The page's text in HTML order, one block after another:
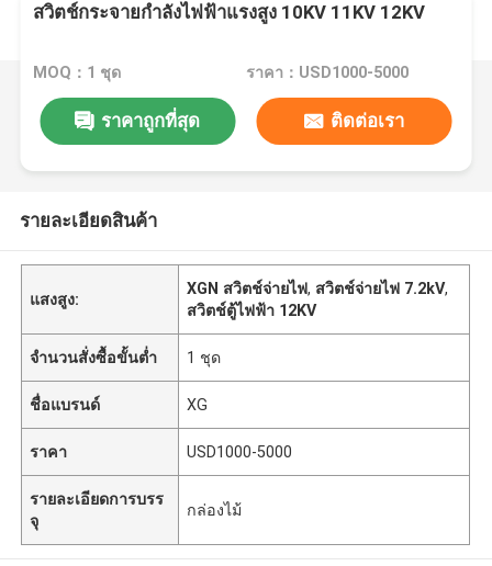
สวิตช์กระจายกำลังไฟฟ้าแรงสูง 10KV 11KV 12KV
MOQ：1 ชุด ราคา：USD1000-5000
ราคาถูกที่สุด ติดต่อเรา
รายละเอียดสินค้า
แสงสูง:
XGN สวิตช์จ่ายไฟ, สวิตช์จ่ายไฟ 7.2kV,
สวิตช์ตู้ไฟฟ้า 12KV
จำนวนสั่งซื้อขั้นต่ำ 1 ชุด
ชื่อแบรนด์ XG
ราคา USD1000-5000
รายละเอียดการบรร
จุ
กล่องไม้